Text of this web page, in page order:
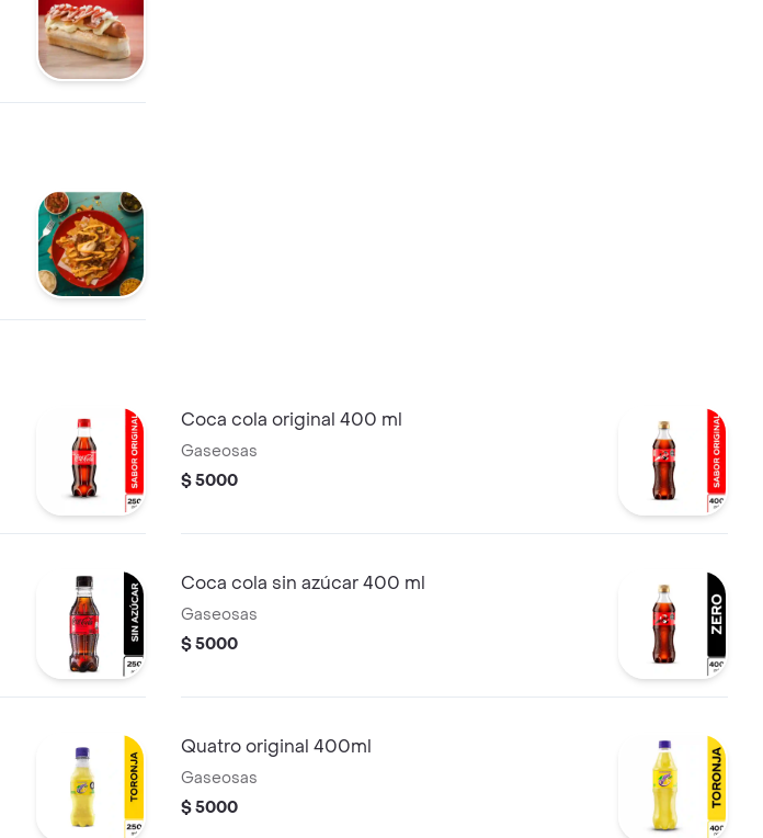
Coca cola original 400 ml
Gaseosas
$ 5000
Coca cola sin azúcar 400 ml
Gaseosas
$ 5000
Quatro original 400ml
Gaseosas
$ 5000